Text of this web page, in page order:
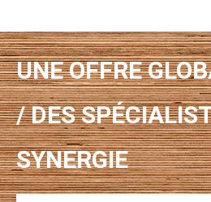
UNE OFFRE
/ DES
SYNERGIE